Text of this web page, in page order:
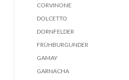
CORVINONE
DOLCETTO
DORNFELDER
FRÜHBURGUNDER
GAMAY
GARNACHA